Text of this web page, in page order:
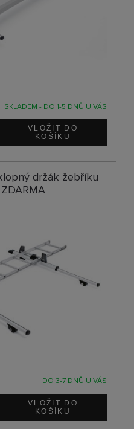
SKLADEM - DO 1-5 DNŮ U VÁS
držák žebříku
DO 3-7 DNŮ U VÁS